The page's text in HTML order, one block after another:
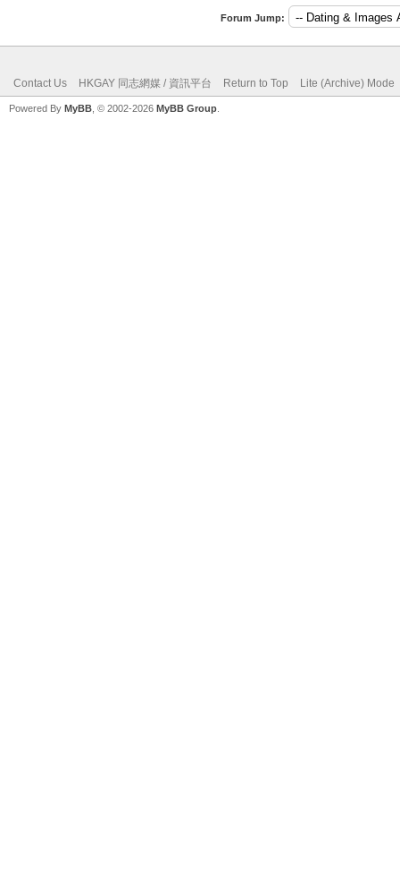
Forum Jump:
Contact Us HKGAY 同志網媒 / 資訊平台 Return to Top Lite (Archive) Mode
Powered By MyBB , © 2002-2026 MyBB Group